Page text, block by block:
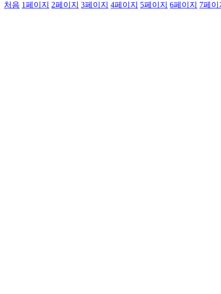
처음 1페이지 2페이지 3페이지 4페이지 5페이지 6페이지 7페이